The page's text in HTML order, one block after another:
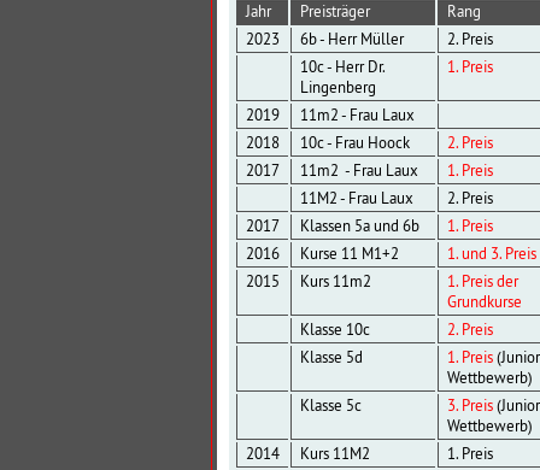
Jahr Preisträger
Rang
2023
6b - Herr Müller
2. Preis
10c - Herr Dr.
Lingenberg
1. Preis
2019
11m2 - Frau Laux
2018
10c - Frau Hoock
2. Preis
2017
11m2 - Frau Laux
1. Preis
11M2 - Frau Laux
2. Preis
2017
Klassen 5a und 6b
1. Preis
2016
Kurse 11 M1+2
1. und 3. Preis
2015
Kurs 11m2
1. Preis der
Grundkurse
Klasse 10c
2. Preis
Klasse 5d
1. Preis
Wettbewerb)
Klasse 5c
3. Preis
Wettbewerb)
2014
Kurs 11M2
1. Preis